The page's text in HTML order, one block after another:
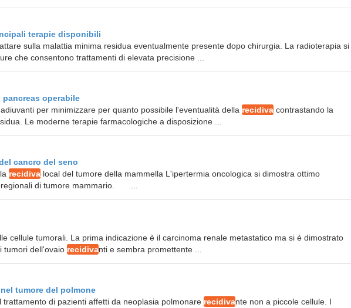
terapie disponibili
sulla malattia minima residua eventualmente presente dopo chirurgia. La radioterapia si
che consentono trattamenti di elevata precisione ...
pancreas operabile
per minimizzare per quanto possibile l'eventualità della recidiva contrastando la
Le moderne terapie farmacologiche a disposizione ...
cancro del seno
recidiva local del tumore della mammella L'ipertermia oncologica si dimostra ottimo
di tumore mammario. ...
cellule tumorali. La prima indicazione è il carcinoma renale metastatico ma si è dimostrato
tumori dell'ovaio recidivanti e sembra promettente ...
tumore del polmone
trattamento di pazienti affetti da neoplasia polmonare recidivante non a piccole cellule. I